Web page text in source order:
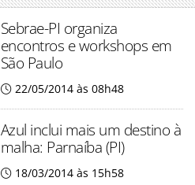
Sebrae-PI organiza
encontros e workshops em
São Paulo
22/05/2014 às 08h48
Azul inclui mais um destino à
malha: Parnaíba (PI)
18/03/2014 às 15h58